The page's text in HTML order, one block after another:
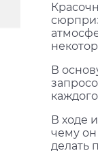
В
В ходе
чему он
делать